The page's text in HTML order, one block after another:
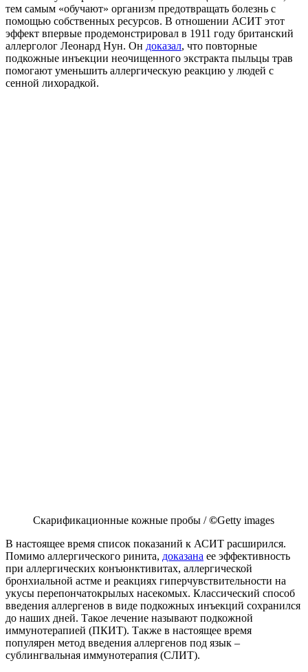
тем самым «обучают» организм предотвращать болезнь с
помощью собственных ресурсов. В отношении АСИТ этот
эффект впервые продемонстрировал в 1911 году британский
аллерголог Леонард Нун. Он доказал, что повторные
подкожные инъекции неочищенного экстракта пыльцы трав
помогают уменьшить аллергическую реакцию у людей с
сенной лихорадкой.
Скарификационные кожные пробы /©Getty images
В настоящее время список показаний к АСИТ расширился.
Помимо аллергического ринита, доказана ее эффективность
при аллергических конъюнктивитах, аллергической
бронхиальной астме и реакциях гиперчувствительности на
укусы перепончатокрылых насекомых. Классический способ
введения аллергенов в виде подкожных инъекций сохранился
до наших дней. Такое лечение называют подкожной
иммунотерапией (ПКИТ). Также в настоящее время
популярен метод введения аллергенов под язык –
сублингвальная иммунотерапия (СЛИТ).